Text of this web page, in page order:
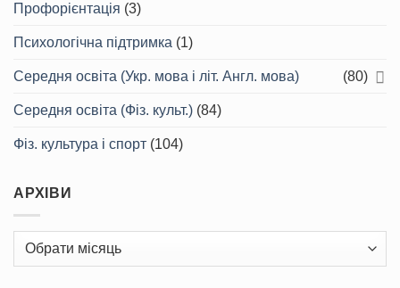
Профорієнтація (3)
Психологічна підтримка (1)
Середня освіта (Укр. мова і літ. Англ. мова) (80)
Середня освіта (Фіз. культ.) (84)
Фіз. культура і спорт (104)
АРХІВИ
Архіви